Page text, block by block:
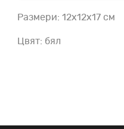
Размери: 12x12x17 см
Цвят: бял